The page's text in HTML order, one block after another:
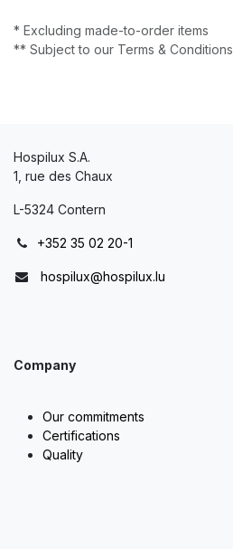
* Excluding made-to-order items
** Subject to our Terms & Conditions
Hospilux S.A.
1, rue des Chaux
L-5324 Contern
+352 35 02 20-1
hospilux@hospilux.lu
Company
Our commitments
Certifications
Quality